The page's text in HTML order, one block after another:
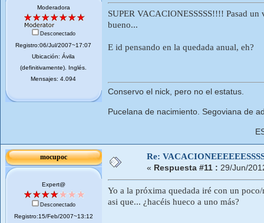
Moderadora
Desconectado
Registro:06/Jul/2007~17:07
Ubicación: Ávila
(definitivamente). Inglés.
Mensajes: 4.094
SUPER VACACIONESSSSS!!!! Pasad
bueno...
E id pensando en la quedada anual, eh?
Conservo el nick, pero no el estatus.
Pucelana de nacimiento. Segoviana de
mocupoc
Expert@
Desconectado
Registro:15/Feb/2007~13:12
Re:
« Respuesta #11 : 29/Jun/
Yo a la próxima quedada iré con un
asi que... ¿hacéis hueco a uno más?